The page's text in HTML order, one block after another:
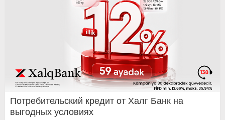
Потребительский кредит от Халг Банк на
выгодных условиях